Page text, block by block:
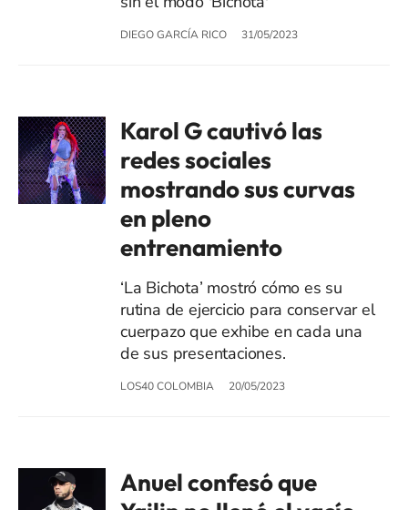
DIEGO GARCÍA RICO 31/05/2023
Karol G cautivó las
redes sociales
mostrando sus curvas
en pleno
entrenamiento
‘La Bichota’ mostró cómo es su
rutina de ejercicio para conservar el
cuerpazo que exhibe en cada una
de sus presentaciones.
LOS40 COLOMBIA 20/05/2023
Anuel confesó que